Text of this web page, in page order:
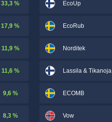
33,3 %
17,9 %
11,9 %
11,6 %
9,6 %
8,3 %
EcoUp
EcoRub
Norditek
Lassila & Tikanoja
ECOMB
Vow